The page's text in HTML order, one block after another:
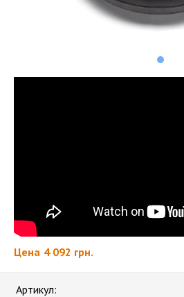
Цена 4 092 грн.
Артикул: